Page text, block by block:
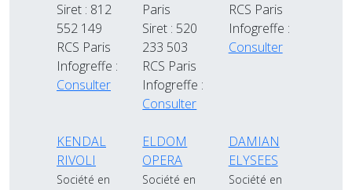
Siret : 812
552 149
RCS Paris
Infogreffe :
Consulter
Paris
Siret : 520
233 503
RCS Paris
Infogreffe :
Consulter
RCS Paris
Infogreffe :
Consulter
KENDAL
RIVOLI
Société en
ELDOM
OPERA
Société en
DAMIAN
ELYSEES
Société en